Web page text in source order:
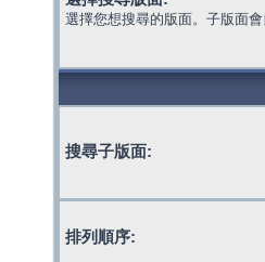
選擇您想搜尋的版面。子版面
搜尋子版面:
排列順序: